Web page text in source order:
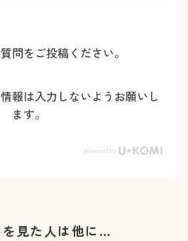
問をご投稿ください。
報は入力しないようお願いし
ます。
を見た人は他に…